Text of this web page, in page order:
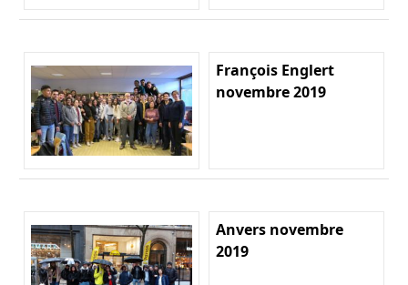
François Englert
novembre 2019
Anvers novembre
2019